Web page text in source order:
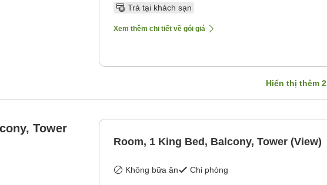
Trả tại khách sạn
Xem thêm chi tiết về gói giá
Hiển thị thêm 2
Tower
Room, 1 King Bed, Balcony, Tower (View)
Không bữa ăn Chỉ phòng